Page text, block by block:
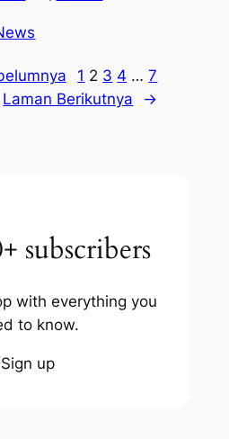
1 2 3 4 … 7
Laman Berikutnya
→
subscribers
with everything you
to know.
Sign up